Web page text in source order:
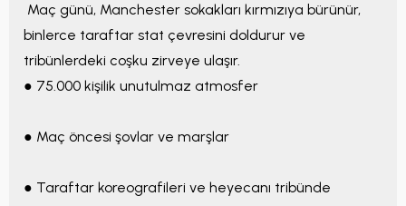
Maç günü, Manchester sokakları kırmızıya bürünür,
binlerce taraftar stat çevresini doldurur ve
tribünlerdeki coşku zirveye ulaşır.
● 75.000 kişilik unutulmaz atmosfer
● Maç öncesi şovlar ve marşlar
● Taraftar koreografileri ve heyecanı tribünde